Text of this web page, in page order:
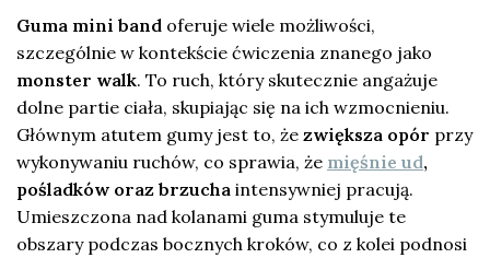
Guma mini band oferuje wiele możliwości,
szczególnie w kontekście ćwiczenia znanego jako
monster walk. To ruch, który skutecznie angażuje
dolne partie ciała, skupiając się na ich wzmocnieniu.
Głównym atutem gumy jest to, że zwiększa opór przy
wykonywaniu ruchów, co sprawia, że mięśnie ud,
pośladków oraz brzucha intensywniej pracują.
Umieszczona nad kolanami guma stymuluje te
obszary podczas bocznych kroków, co z kolei podnosi